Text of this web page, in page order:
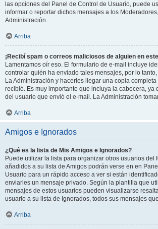
las opciones del Panel de Control de Usuario, puede
informar o reportar dichos mensajes a los
Administración.
Arriba
¡Recibí spam o correos maliciosos de alguien en
Lamentamos oír eso. El formulario de e-mail incluye
controlar quién ha enviado tales mensajes, por lo
La Administración y hacerles llegar una copia
recibió. Es muy importante que incluya la cabecera, ya
del usuario que envió el e-mail. La Administración
Arriba
Amigos e Ignorados
¿Qué es la lista de Mis Amigos e Ignorados?
Puede utilizar la lista para organizar otros usuarios del
añadidos a su lista de Amigos podrán verse en en
Usuario para un rápido acceso a ver si están
enviarles un mensaje privado. Según la plantilla que
mensajes de estos usuarios pueden visualizarse
usuario a su lista de Ignorados, todos sus mensajes
Arriba